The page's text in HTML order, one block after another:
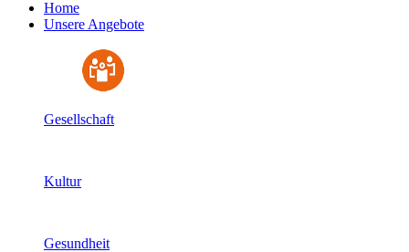
Home
Unsere Angebote
Gesellschaft
Kultur
Gesundheit